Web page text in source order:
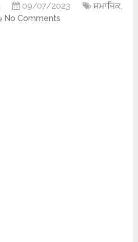
09/07/2023 ਸਮਾਜਿਕ,
No Comments